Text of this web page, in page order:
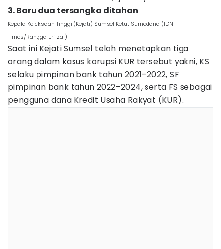
3. Baru dua tersangka ditahan
Kepala Kejaksaan Tinggi (Kejati) Sumsel Ketut Sumedana (IDN
Times/Rangga Erfizal)
Saat ini Kejati Sumsel telah menetapkan tiga
orang dalam kasus korupsi KUR tersebut yakni, KS
selaku pimpinan bank tahun 2021–2022, SF
pimpinan bank tahun 2022–2024, serta FS sebagai
pengguna dana Kredit Usaha Rakyat (KUR).